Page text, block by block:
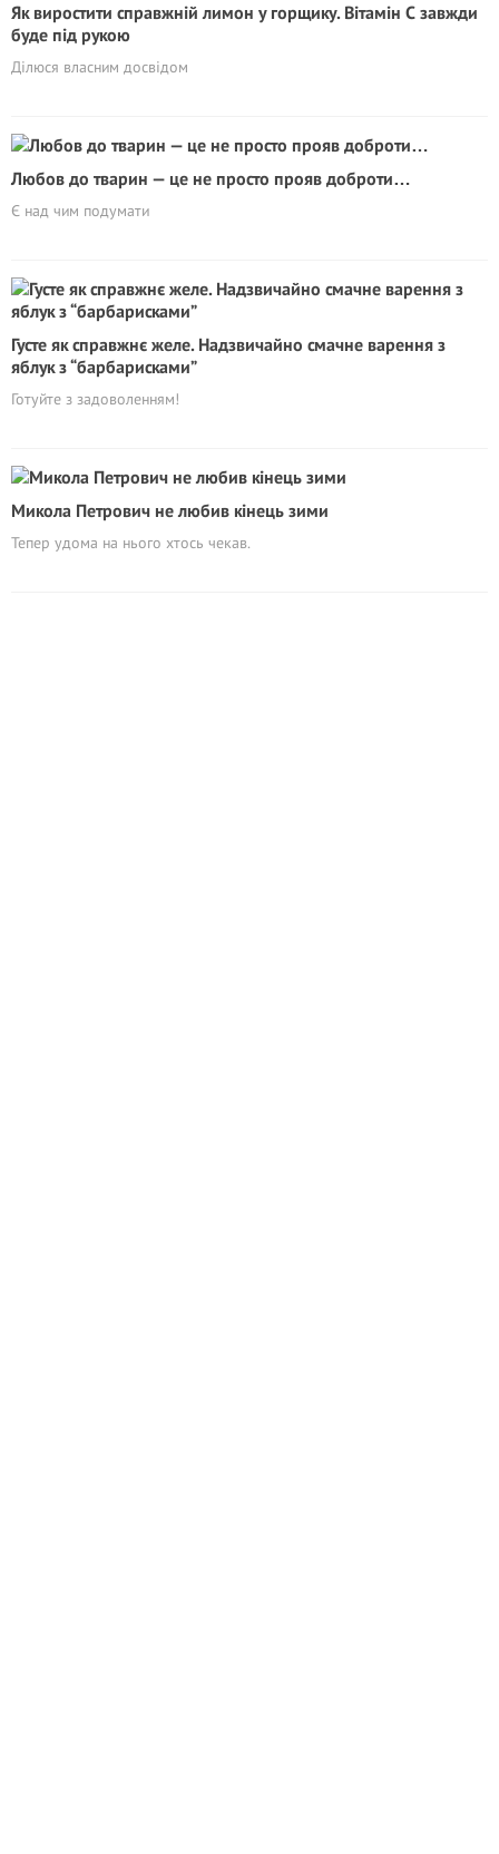
Як виростити справжній лимон у горщику. Вітaмiн С завжди
буде під рукою
Ділюся власним досвідом
Любов до тварин — це не просто прояв доброти…
Є над чим подумати
Густе як справжнє желе. Надзвичайно смачне варення з
яблук з “барбарисками”
Готуйте з задоволенням!
Микола Петрович не любив кінець зими
Тепер удома на нього хтось чекав.